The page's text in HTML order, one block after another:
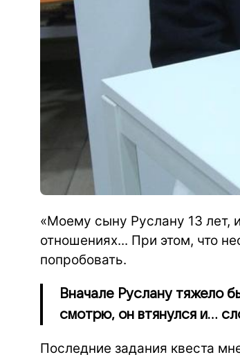
«Моему сыну Руслану 13 лет,
отношениях... При этом, что
попробовать.
Вначале Руслану тяжело
смотрю, он втянулся и…
Последние задания квеста